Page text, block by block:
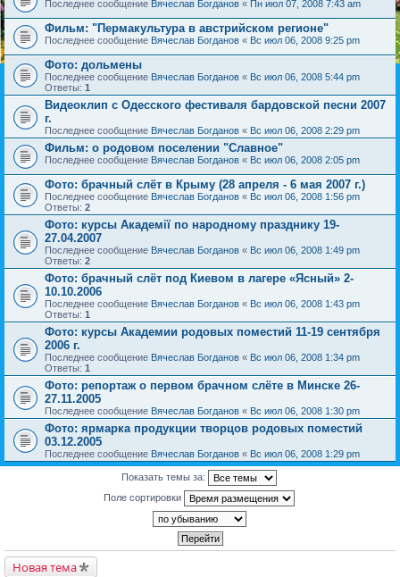
Последнее сообщение Вячеслав Богданов « Пн июл 07, 2008 7:43 am
Фильм: "Пермакультура в австрийском регионе"
Последнее сообщение Вячеслав Богданов « Вс июл 06, 2008 9:25 pm
Фото: дольмены
Последнее сообщение Вячеслав Богданов « Вс июл 06, 2008 5:44 pm
Ответы: 1
Видеоклип с Одесского фестиваля бардовской песни 2007
г.
Последнее сообщение Вячеслав Богданов « Вс июл 06, 2008 2:29 pm
Фильм: о родовом поселении "Славное"
Последнее сообщение Вячеслав Богданов « Вс июл 06, 2008 2:05 pm
Фото: брачный слёт в Крыму (28 апреля - 6 мая 2007 г.)
Последнее сообщение Вячеслав Богданов « Вс июл 06, 2008 1:56 pm
Ответы: 2
Фото: курсы Академії по народному празднику 19-
27.04.2007
Последнее сообщение Вячеслав Богданов « Вс июл 06, 2008 1:49 pm
Ответы: 2
Фото: брачный слёт под Киевом в лагере «Ясный» 2-
10.10.2006
Последнее сообщение Вячеслав Богданов « Вс июл 06, 2008 1:43 pm
Ответы: 1
Фото: курсы Академии родовых поместий 11-19 сентября
2006 г.
Последнее сообщение Вячеслав Богданов « Вс июл 06, 2008 1:34 pm
Ответы: 1
Фото: репортаж о первом брачном слёте в Минске 26-
27.11.2005
Последнее сообщение Вячеслав Богданов « Вс июл 06, 2008 1:30 pm
Фото: ярмарка продукции творцов родовых поместий
03.12.2005
Последнее сообщение Вячеслав Богданов « Вс июл 06, 2008 1:29 pm
Показать темы за:
Поле сортировки
Новая тема